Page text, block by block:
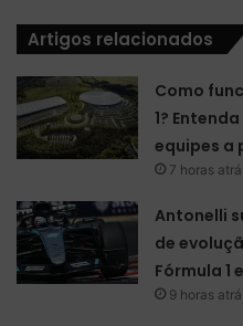
Artigos relacionados
Como
1?
equipes a
7 horas
Antonelli
de
Fórmula 1
9 horas